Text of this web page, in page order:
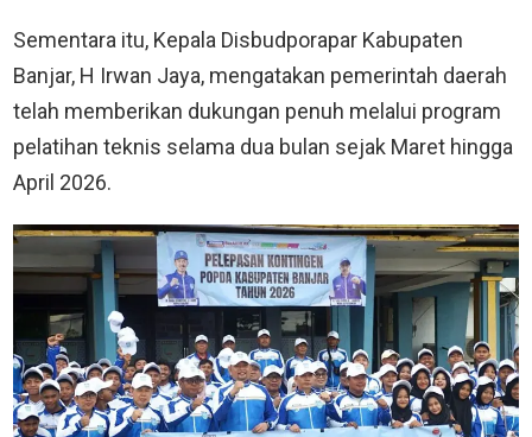
Sementara itu, Kepala Disbudporapar Kabupaten
Banjar, H Irwan Jaya, mengatakan pemerintah daerah
telah memberikan dukungan penuh melalui program
pelatihan teknis selama dua bulan sejak Maret hingga
April 2026.